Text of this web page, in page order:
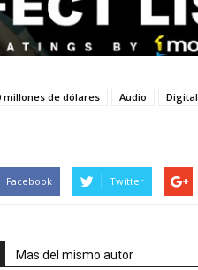
millones de dólares Audio Digital
Facebook Twitter
Mas del mismo autor